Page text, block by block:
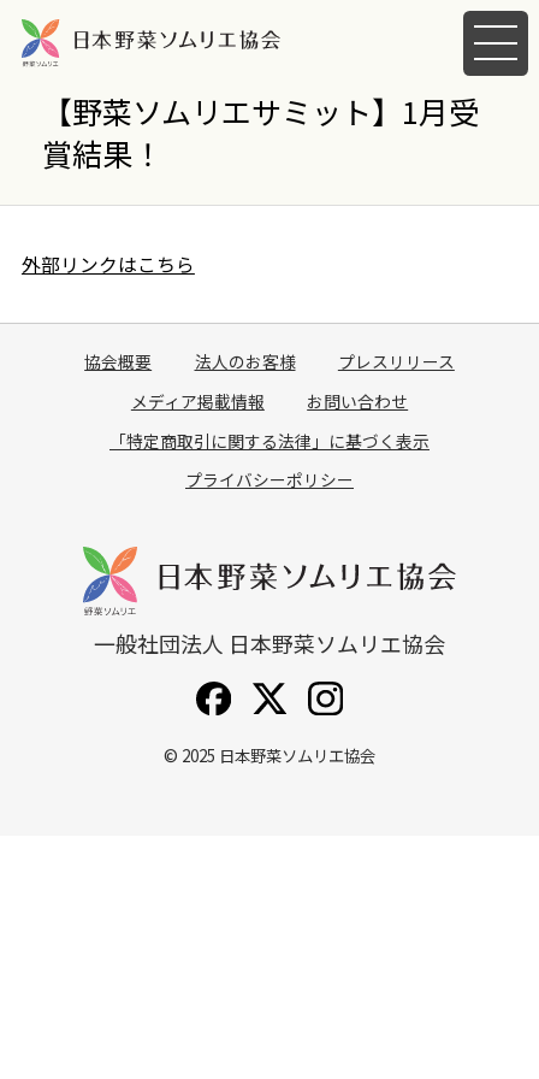
メ
ニ
ー
く
【野菜ソムリエサミット】1月受
賞結果！
外部リンクはこちら
協会概要 法人のお客様
プレスリリース
メディア掲載情報
お問い合わせ
「特定商取引に関する法律」に基づく表示
プライバシーポリシー
一般社団法人 日本野菜ソムリエ協会
© 2025 日本野菜ソムリエ協会